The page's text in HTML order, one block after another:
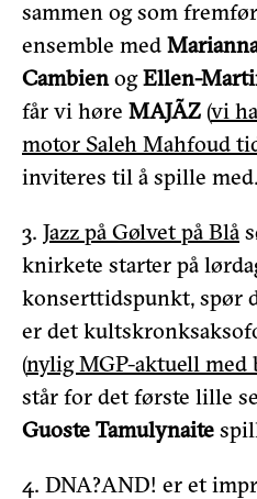
sammen og som
ensemble med
CambienogEllen-
får vi høre MAJÃZ (vi
motor Saleh Mahfoud
inviteres til å spille
3. Jazz på Gølvet på Blå
knirkete starter på
konserttidspunkt, spør
er det
(nylig MGP-aktuell med
står for det første lille
Guoste Tamulynaite
4. DNA?AND! er et